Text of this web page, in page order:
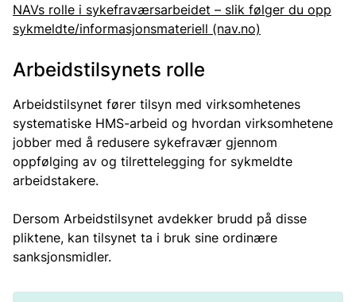
NAVs rolle i sykefraværsarbeidet – slik følger du opp
sykmeldte/informasjonsmateriell (nav.no)
Arbeidstilsynets rolle
Arbeidstilsynet fører tilsyn med virksomhetenes
systematiske HMS-arbeid og hvordan virksomhetene
jobber med å redusere sykefravær gjennom
oppfølging av og tilrettelegging for sykmeldte
arbeidstakere.
Dersom Arbeidstilsynet avdekker brudd på disse
pliktene, kan tilsynet ta i bruk sine ordinære
sanksjonsmidler.